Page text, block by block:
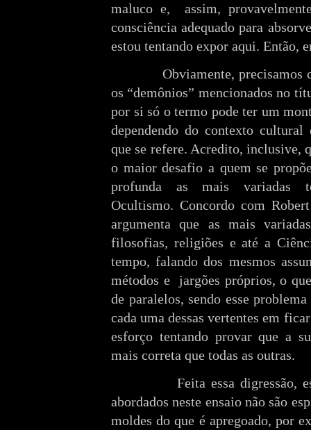
maluco e,
assim,
consciência adequado para
estou tentando expor aqui. Então,
Obviamente, precisamos
os “demônios” mencionados no
por si só o termo pode ter um
dependendo do contexto
que se refere. Acredito, inclusive,
o maior desafio a quem se
profunda as mais variadas
Ocultismo. Concordo com
argumenta que as mais
filosofias, religiões e até a
tempo, falando dos mesmos
métodos e
jargões próprios, o
de paralelos, sendo esse
cada uma dessas vertentes em
esforço tentando provar que a
mais correta que todas as outras.
Feita essa digressão,
abordados neste ensaio não são
moldes do que é apregoado, por